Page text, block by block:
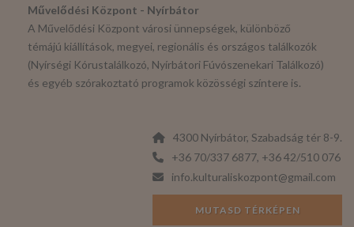
Művelődési Központ - Nyírbátor
A Művelődési Központ városi ünnepségek, különböző
témájú kiállítások, megyei, regionális és országos találkozók
(Nyírségi Kórustalálkozó, Nyírbátori Fúvószenekari Találkozó)
és egyéb szórakoztató programok közösségi színtere is.
4300 Nyírbátor, Szabadság tér 8-9.
+36 70/337 6877, +36 42/510 076
info.kulturaliskozpont@gmail.com
MUTASD TÉRKÉPEN